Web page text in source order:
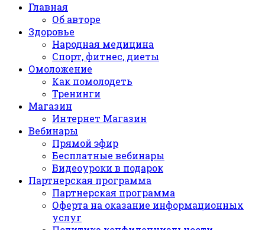
Главная
Об авторе
Здоровье
Народная медицина
Спорт, фитнес, диеты
Омоложение
Как помолодеть
Тренинги
Магазин
Интернет Магазин
Вебинары
Прямой эфир
Бесплатные вебинары
Видеоуроки в подарок
Партнерская программа
Партнерская программа
Оферта на оказание информационных
услуг